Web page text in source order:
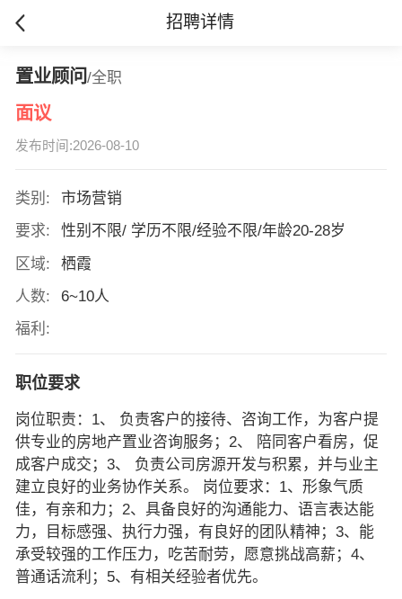
招聘详情
置业顾问/全职
面议
发布时间:2026-08-10
类别:
市场营销
要求:
性别不限/ 学历不限/经验不限/年龄20-28岁
区域:
栖霞
人数:
6~10人
福利:
职位要求
岗位职责：1、 负责客户的接待、咨询工作，为客户提
供专业的房地产置业咨询服务；2、 陪同客户看房，促
成客户成交；3、 负责公司房源开发与积累，并与业主
建立良好的业务协作关系。 岗位要求：1、形象气质
佳，有亲和力；2、具备良好的沟通能力、语言表达能
力，目标感强、执行力强，有良好的团队精神；3、能
承受较强的工作压力，吃苦耐劳，愿意挑战高薪；4、
普通话流利；5、有相关经验者优先。